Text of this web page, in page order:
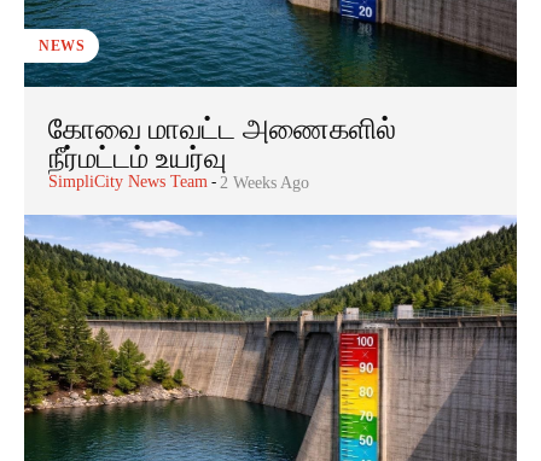
NEWS
கோவை மாவட்ட அணைகளில்
நீர்மட்டம் உயர்வு
SimpliCity News Team - 2 Weeks Ago